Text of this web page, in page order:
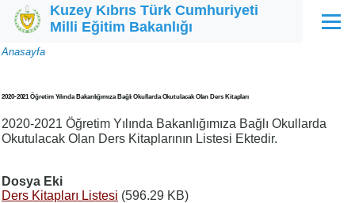
Ana içeriğe atla
Kuzey Kıbrıs Türk Cumhuriyeti
Milli Eğitim Bakanlığı
Menü
Sayfa
Anasayfa
2020-2021 Öğretim Yılında Bakanlığımıza Bağlı Okullarda Okutulacak Olan Ders Kitapları
2020-2021 Öğretim Yılında Bakanlığımıza Bağlı Okullarda
Okutulacak Olan Ders Kitaplarının Listesi Ektedir.
Dosya Eki
Ders Kitapları Listesi (596.29 KB)